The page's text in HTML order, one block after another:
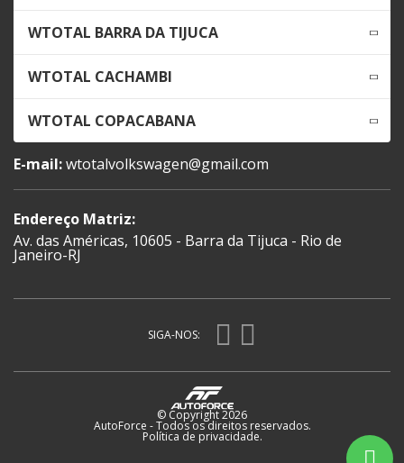
WTOTAL BARRA DA TIJUCA
WTOTAL CACHAMBI
WTOTAL COPACABANA
E-mail:wtotalvolkswagen@gmail.com
Endereço Matriz:
Av. das Américas, 10605 - Barra da Tijuca - Rio de
Janeiro-RJ
© Copyright 2026
AutoForce - Todos os direitos reservados.
Política de privacidade.
SIGA-NOS: